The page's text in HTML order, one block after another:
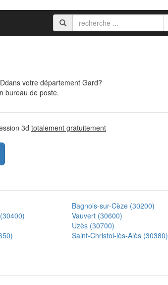
votre département Gard?
bureau de poste.
3d totalement gratuitement
Bagnols-sur-Cèze (30200)
Vauvert (30600)
Uzès (30700)
Saint-Christol-lès-Alès (30380)